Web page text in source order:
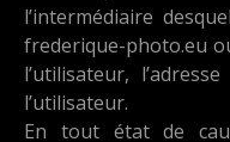
l’intermédiaire
frederique-photo.eu
l’utilisateur,
l’utilisateur.
En tout état de